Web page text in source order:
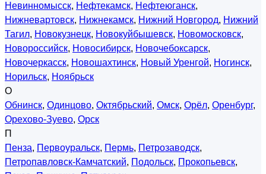
Невинномысск, Нефтекамск, Нефтеюганск,
Нижневартовск, Нижнекамск, Нижний Новгород, Нижний
Тагил, Новокузнецк, Новокуйбышевск, Новомосковск,
Новороссийск, Новосибирск, Новочебоксарск,
Новочеркасск, Новошахтинск, Новый Уренгой, Ногинск,
Норильск, Ноябрьск
О
Обнинск, Одинцово, Октябрьский, Омск, Орёл, Оренбург,
Орехово-Зуево, Орск
П
Пенза, Первоуральск, Пермь, Петрозаводск,
Петропавловск-Камчатский, Подольск, Прокопьевск,